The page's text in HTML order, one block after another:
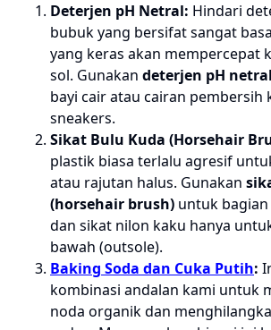
Deterjen pH Netral: Hindari
bubuk yang bersifat sangat
yang keras akan mempercepat
sol. Gunakan deterjen pH netral
bayi cair atau cairan pembersih
sneakers.
Sikat Bulu Kuda (Horsehair
plastik biasa terlalu agresif
atau rajutan halus. Gunakan
(horsehair brush) untuk
dan sikat nilon kaku hanya
bawah (outsole).
Baking Soda dan Cuka Putih:
kombinasi andalan kami untuk
noda organik dan